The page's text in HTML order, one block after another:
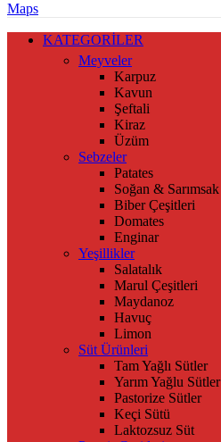
Maps
KATEGORİLER
Meyveler
Karpuz
Kavun
Şeftali
Kiraz
Üzüm
Sebzeler
Patates
Soğan & Sarımsak
Biber Çeşitleri
Domates
Enginar
Yeşillikler
Salatalık
Marul Çeşitleri
Maydanoz
Havuç
Limon
Süt Ürünleri
Tam Yağlı Sütler
Yarım Yağlu Sütler
Pastorize Sütler
Keçi Sütü
Laktozsuz Süt